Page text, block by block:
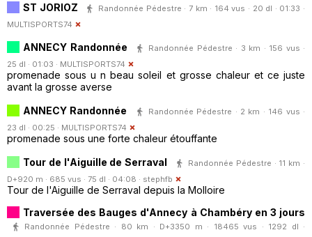
ST JORIOZ
Randonnée Pédestre · 7 km · 164 vus · 20 dl · 01:33 ·
MULTISPORTS74
ANNECY Randonnée
Randonnée Pédestre · 3 km · 156 vus ·
25 dl · 01:03 · MULTISPORTS74
promenade sous u n beau soleil et grosse chaleur et ce juste
avant la grosse averse
ANNECY Randonnée
Randonnée Pédestre · 2 km · 146 vus ·
23 dl · 00:25 · MULTISPORTS74
promenade sous une forte chaleur étouffante
Tour de l'Aiguille de Serraval
Randonnée Pédestre · 11 km ·
D+920 m · 685 vus · 75 dl · 04:08 · stephfb
Tour de l'Aiguille de Serraval depuis la Molloire
Traversée des Bauges d'Annecy à Chambéry en 3 jours
Randonnée Pédestre · 80 km · D+3350 m · 18465 vus · 1292 dl ·